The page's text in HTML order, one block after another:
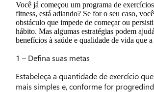
Você já começou um programa de
fitness, está adiando? Se for o seu caso,
obstáculo que impede de começar ou
hábito. Mas algumas estratégias podem
benefícios à saúde e qualidade de vida que
1 – Defina suas metas
Estabeleça a quantidade de exercício
mais simples e, conforme for